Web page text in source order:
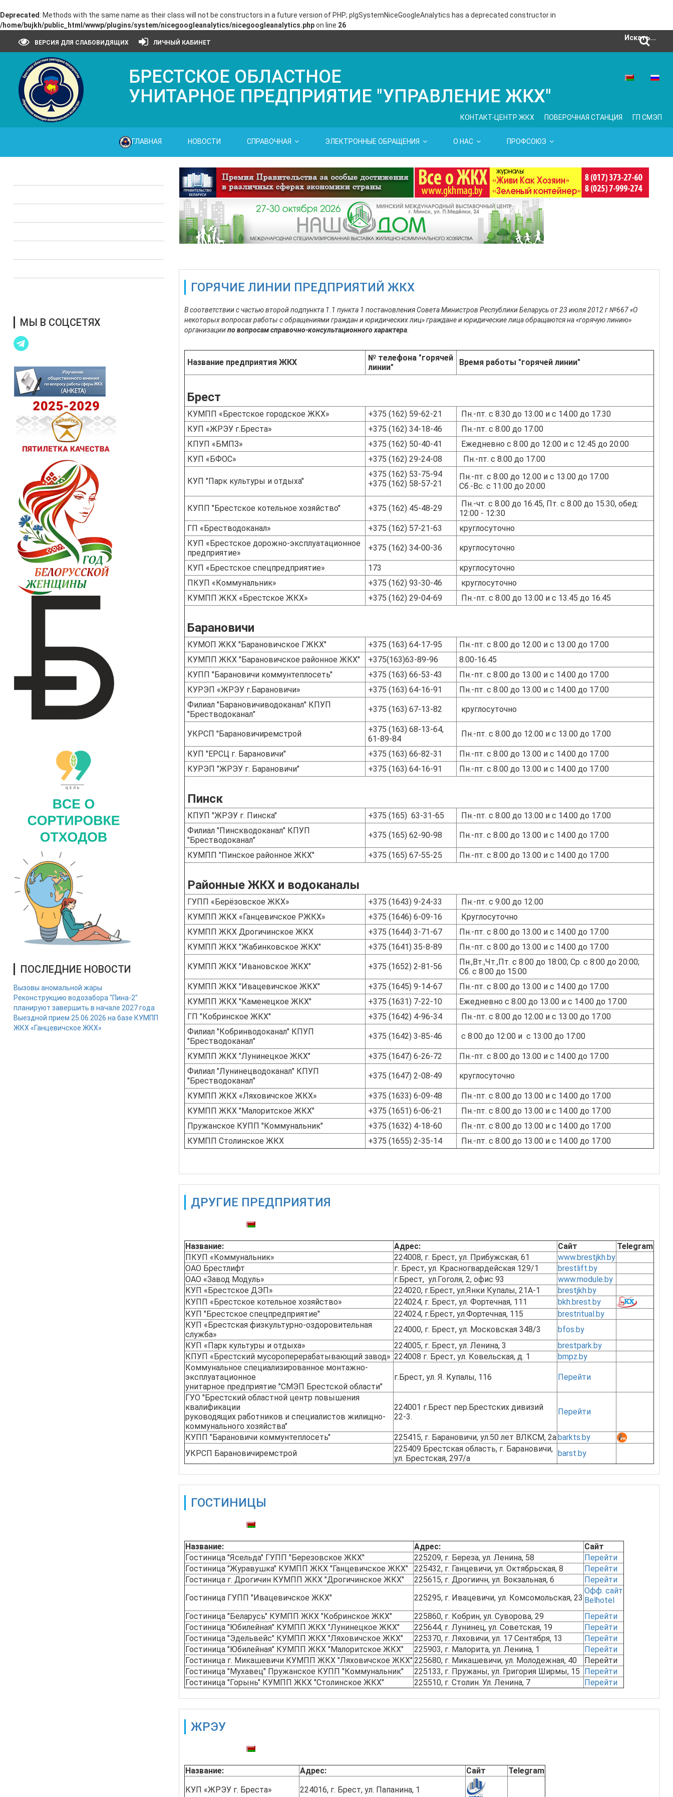
Deprecated : Methods with the same name as their class will not be constructors in a future version of PHP; plgSystemNiceGoogleAnalytics has a deprecated constructor in
/home/bujkh/public_html/wwwp/plugins/system/nicegoogleanalytics/nicegoogleanalytics.phpon line 26
ВЕРСИЯ ДЛЯ СЛАБОВИДЯЩИХ ЛИЧНЫЙ КАБИНЕТ
Искать...
БРЕСТСКОЕ ОБЛАСТНОЕ
УНИТАРНОЕ ПРЕДПРИЯТИЕ "УПРАВЛЕНИЕ ЖКХ"
КОНТАКТ-ЦЕНТР ЖКХ ПОВЕРОЧНАЯ СТАНЦИЯ ГП СМЭП
ГЛАВНАЯ НОВОСТИ СПРАВОЧНАЯ ЭЛЕКТРОННЫЕ ОБРАЩЕНИЯ О НАС ПРОФСОЮЗ
МЫ В СОЦСЕТЯХ
ПОСЛЕДНИЕ НОВОСТИ
Вызовы аномальной жары
Реконструкцию водозабора "Пина-2"
планируют завершить в начале 2027 года
Выездной прием 25.06.2026 на базе КУМПП
ЖКХ «Ганцевичское ЖКХ»
ГОРЯЧИЕ ЛИНИИ ПРЕДПРИЯТИЙ ЖКХ
В соответствии с частью второй подпункта 1.1 пункта 1 постановления Совета Министров Республики Беларусь от 23 июля 2012 г №667 «О
некоторых вопросах работы с обращениями граждан и юридических лиц» граждане и юридические лица обращаются на «горячую линию»
организациипо вопросам справочно-консультационного характера
Название предприятия ЖКХ
№ телефона "горячей
линии"
Время работы "горячей линии"
Брест
КУМПП «Брестское городское ЖКХ» +375 (162) 59-62-21
Пн.-пт. с 8.30 до 13.00 и с 14.00 до 17.30
КУП «ЖРЭУ г.Бреста»
+375 (162) 34-18-46
Пн.-пт. с 8.00 до 17.00
КПУП «БМПЗ»
+375 (162) 50-40-41
Ежедневно с 8.00 до 12:00 и с 12:45 до 20:00
КУП «БФОС»
+375 (162) 29-24-08 Пн.-пт. с 8.00 до 17.00
КУП "Парк культуры и отдыха"
+375 (162) 53-75-94
+375 (162) 58-57-21
Пн.-пт. с 8.00 до 12.00 и с 13.00 до 17.00
Сб.-Вс. с 11:00 до 20:00
КУПП "Брестское котельное хозяйство" +375 (162) 45-48-29
Пн.-чт. с 8.00 до 16.45, Пт. с 8.00 до 15.30, обед:
12:00 - 12:30
ГП «Брестводоканал»
+375 (162) 57-21-63
круглосуточно
КУП «Брестское дорожно-эксплуатационное
предприятие»
+375 (162) 34-00-36 круглосуточно
КУП «Брестское спецпредприятие» 173
круглосуточно
ПКУП «Коммунальник»
+375 (162) 93-30-46
круглосуточно
КУМПП ЖКХ «Брестское ЖКХ»
+375 (162) 29-04-69 Пн.-пт. с 8.00 до 13.00 и с 13.45 до 16.45
Барановичи
КУМОП ЖКХ "Барановичское ГЖКХ" +375 (163) 64-17-95
Пн.-пт. с 8.00 до 12.00 и с 13.00 до 17.00
КУМПП ЖКХ "Барановичское районное ЖКХ"
+375(163)63-89-96
8.00-16.45
КУПП "Барановичи коммунтеплосеть"
+375 (163) 66-53-43
Пн.-пт. с 8.00 до 13.00 и с 14.00 до 17.00
КУРЭП «ЖРЭУ г.Барановичи»
+375 (163) 64-16-91
Пн.-пт. с 8.00 до 13.00 и с 14.00 до 17.00
Филиал "Барановичиводоканал" КПУП
"Брестводоканал"
+375 (163) 67-13-82 круглосуточно
УКРСП "Барановичиремстрой
+375 (163) 68-13-64,
61-89-84
Пн.-пт. с 8.00 до 12.00 и с 13.00 до 17.00
КУП "ЕРСЦ г. Барановичи" +375 (163) 66-82-31
Пн.-пт. с 8.00 до 13.00 и с 14.00 до 17.00
КУРЭП "ЖРЭУ г. Барановичи"
+375 (163) 64-16-91 Пн.-пт. с 8.00 до 13.00 и с 14.00 до 17.00
Пинск
КПУП "ЖРЭУ г. Пинска" +375 (165) 63-31-65
Пн.-пт. с 8.00 до 13.00 и с 14.00 до 17.00
Филиал "Пинскводоканал" КПУП
"Брестводоканал"
+375 (165) 62-90-98 Пн.-пт. с 8.00 до 13.00 и с 14.00 до 17.00
КУМПП "Пинское районное ЖКХ" +375 (165) 67-55-25 Пн.-пт. с 8.00 до 13.00 и с 14.00 до 17.00
Районные ЖКХ и водоканалы
ГУПП «Берёзовское ЖКХ» +375 (1643) 9-24-33
Пн.-пт. с 9.00 до 12.00
КУМПП ЖКХ «Ганцевичское РЖКХ»
+375 (1646) 6-09-16
Круглосуточно
КУМПП ЖКХ Дрогичинское ЖКХ
+375 (1644) 3-71-67
Пн.-пт. с 8.00 до 13.00 и с 14.00 до 17.00
КУМПП ЖКХ "Жабинковское ЖКХ"
+375 (1641) 35-8-89 Пн.-пт. с 8.00 до 13.00 и с 14.00 до 17.00
КУМПП ЖКХ "Ивановское ЖКХ" +375 (1652) 2-81-56
Пн.,Вт.,Чт.,Пт. с 8:00 до 18:00; Ср. с 8:00 до 20:00;
Сб. с 8:00 до 15:00
КУМПП ЖКХ "Ивацевичское ЖКХ"
+375 (1645) 9-14-67
Пн.-пт. с 8.00 до 13.00 и с 14.00 до 17.00
КУМПП ЖКХ "Каменецкое ЖКХ"
+375 (1631) 7-22-10
Ежедневно с 8.00 до 13.00 и с 14.00 до 17.00
ГП "Кобринское ЖКХ"
+375 (1642) 4-96-34
Пн.-пт. с 8.00 до 12.00 и с 13.00 до 17.00
Филиал "Кобринводоканал" КПУП
"Брестводоканал"
+375 (1642) 3-85-46 с 8:00 до 12:00 и с 13:00 до 17:00
КУМПП ЖКХ "Лунинецкое ЖКХ" +375 (1647) 6-26-72
Пн.-пт. с 8.00 до 13.00 и с 14.00 до 17.00
Филиал "Лунинецводоканал" КПУП
"Брестводоканал"
+375 (1647) 2-08-49 круглосуточно
КУМПП ЖКХ «Ляховичское ЖКХ» +375 (1633) 6-09-48
Пн.-пт. с 8.00 до 13.00 и с 14.00 до 17.00
КУМПП ЖКХ "Малоритское ЖКХ"
+375 (1651) 6-06-21
Пн.-пт. с 8.00 до 13.00 и с 14.00 до 17.00
Пружанское КУПП "Коммунальник"
+375 (1632) 4-18-60
Пн.-пт. с 8.00 до 13.00 и с 14.00 до 17.00
КУМПП Столинское ЖКХ
+375 (1655) 2-35-14 Пн.-пт. с 8.00 до 13.00 и с 14.00 до 17.00
ДРУГИЕ ПРЕДПРИЯТИЯ
Также доступны:
Название: Адрес: Сайт
Telegram
ПКУП «Коммунальник»
224008, г. Брест, ул. Прибужская, 61
www.brestjkh.by
ОАО Брестлифт
г. Брест, ул. Красногвардейская 129/1
brestlift.by
ОАО «Завод Модуль»
г.Брест, ул.Гоголя, 2, офис 93
www.module.by
КУП «Брестское ДЭП»
224020, г.Брест, ул.Янки Купалы, 21А-1
brestjkh.by
КУПП «Брестское котельное хозяйство»
224024, г. Брест, ул. Фортечная, 111
bkh.brest.by
КУП "Брестское спецпредприятие"
224024, г.Брест, ул.Фортечная, 115
brestritual.by
КУП «Брестская физкультурно-оздоровительная
служба»
224000, г. Брест, ул. Московская 348/3
bfos.by
КУП «Парк культуры и отдыха»
224005, г. Брест, ул. Ленина, 3
brestpark.by
КПУП «Брестский мусороперерабатывающий завод» 224008 г. Брест, ул. Ковельская, д. 1
bmpz.by
Коммунальное специализированное монтажно-
эксплуатационное
унитарное предприятие "СМЭП Брестской области"
г.Брест, ул. Я. Купалы, 116 Перейти
ГУО "Брестский областной центр повышения
квалификации
руководящих работников и специалистов жилищно-
коммунального хозяйства"
224001 г.Брест пер.Брестских дивизий
22-3.
Перейти
КУПП "Барановичи коммунтеплосеть" 225415, г. Барановичи, ул.50 лет ВЛКСМ, 2аbarkts.by
УКРСП Барановичиремстрой
225409 Брестская область, г. Барановичи,
ул. Брестская, 297/а
barst.by
ГОСТИНИЦЫ
Также доступны:
Название: Адрес:
Сайт
Гостиница "Ясельда" ГУПП "Березовское ЖКХ"
225209, г. Береза, ул. Ленина, 58
Перейти
Гостиница "Журавушка" КУМПП ЖКХ "Ганцевичское ЖКХ"
225432, г. Ганцевичи, ул. Октябрьская, 8
Перейти
Гостиница г. Дрогичин КУМПП ЖКХ "Дрогичинское ЖКХ"
225615, г. Дрогиичн, ул. Вокзальная, 6
Перейти
Гостиница ГУПП "Ивацевичское ЖКХ"
225295, г. Ивацевичи, ул. Комсомольская, 23
Офф. сайт
Belhotel
Гостиница "Беларусь" КУМПП ЖКХ "Кобринское ЖКХ"
225860, г. Кобрин, ул. Суворова, 29
Перейти
Гостиница "Юбилейная" КУМПП ЖКХ "Лунинецкое ЖКХ"
225644, г. Лунинец, ул. Советская, 19
Перейти
Гостиница "Эдельвейс" КУМПП ЖКХ "Ляховичское ЖКХ"
225370, г. Ляховичи, ул. 17 Сентября, 13
Перейти
Гостиница "Юбилейная" КУМПП ЖКХ "Малоритское ЖКХ"
225903, г. Малорита, ул. Ленина, 1
Перейти
Гостиница г. Микашевичи КУМПП ЖКХ "Ляховичское ЖКХ"225680, г. Микашевичи, ул. Молодежная, 40
Перейти
Гостиница "Мухавец" Пружанское КУПП "Коммунальник"
225133, г. Пружаны, ул. Григория Ширмы, 15 Перейти
Гостиница "Горынь" КУМПП ЖКХ "Столинское ЖКХ"
225510, г. Столин. Ул. Ленина, 7 Перейти
ЖРЭУ
Также доступны:
Название: Адрес: Сайт
Telegram
КУП «ЖРЭУ г. Бреста»
224016, г. Брест, ул. Папанина, 1